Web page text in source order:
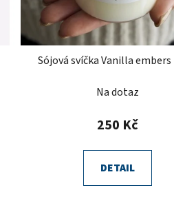
Sójová svíčka Vanilla
Na dotaz
250 Kč
DETAIL